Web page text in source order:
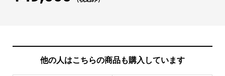
他の人はこちらの商品も購入しています